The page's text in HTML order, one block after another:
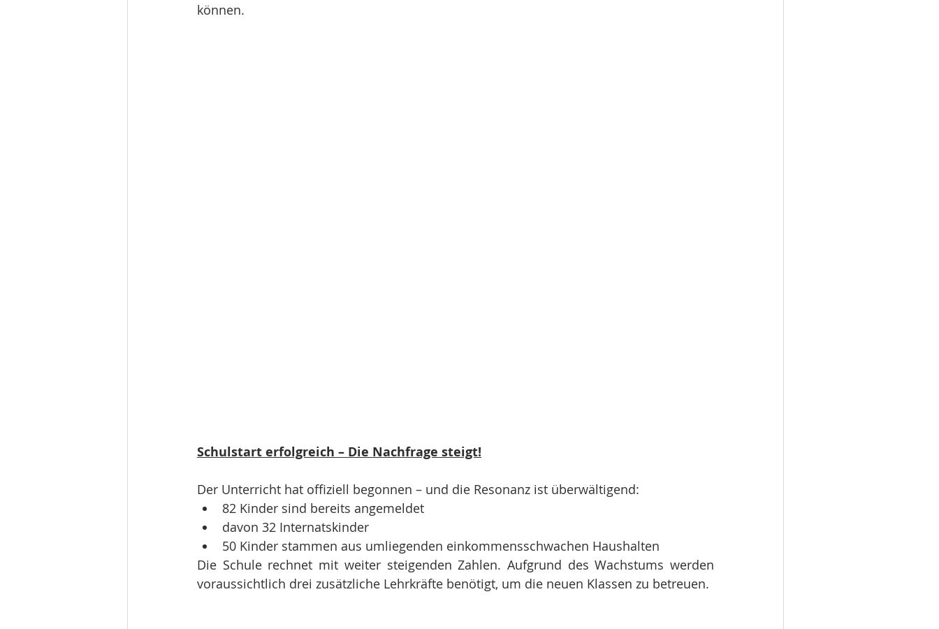
können.
Schulstart erfolgreich – Die Nachfrage steigt!
Der Unterricht hat offiziell begonnen – und die Resonanz ist überwältigend:
82 Kinder sind bereits angemeldet
davon 32 Internatskinder
50 Kinder stammen aus umliegenden einkommensschwachen Haushalten
Die Schule rechnet mit weiter steigenden Zahlen. Aufgrund des Wachstums werden
voraussichtlich drei zusätzliche Lehrkräfte benötigt, um die neuen Klassen zu betreuen.